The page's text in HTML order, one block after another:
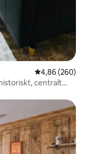
4,86 av 5 i
4,86 (260)
centralt